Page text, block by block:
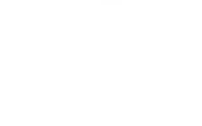
personale: non
di concertazione